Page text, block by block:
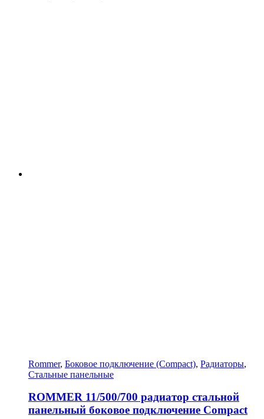
Rommer, Боковое подключение (Compact), Радиаторы,
Стальные панельные
ROMMER 11/500/700 радиатор стальной
панельный боковое подключение Compact